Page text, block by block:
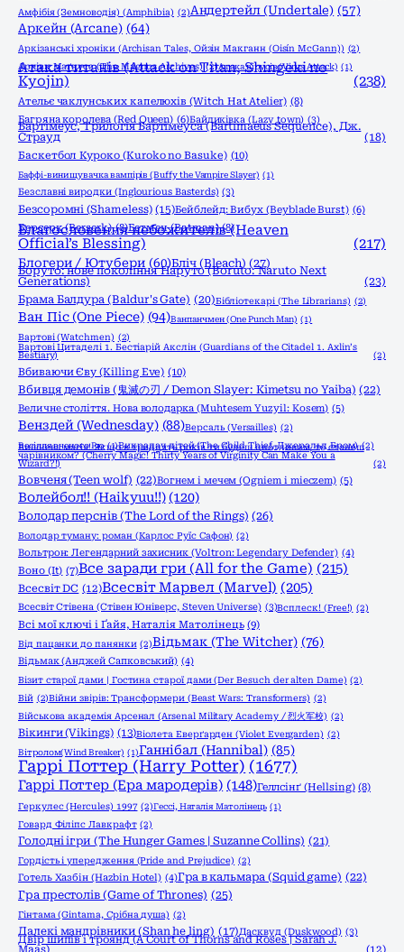
Амфібія (Земноводія) (Amphibia) (2)Андертейл (Undertale) (57)
Аркейн (Arcane) (64)
Аркізанські хроніки (Archisan Tales, Ойзін Макганн (Oisín McGann)) (2)
Архіви Маґнуса (The Magnus Archives) (2)Атака вірусів (Virus Attack) (1)
Атака титанів (Attack on Titan, Shingeki no
Kyojin)
(238)
Ательє чаклунських капелюхів (Witch Hat Atelier) (8)
Багряна королева (Red Queen) (6)Байдиківка (Lazy town) (3)
Бартімеус, Трилогія Бартімеуса (Bartimaeus Sequence), Дж.
Страуд
(18)
Баскетбол Куроко (Kuroko no Basuke) (10)
Баффі-винищувачка вампірів (Buffy the Vampire Slayer) (1)
Безславні виродки (Inglourious Basterds) (3)
Безсоромні (Shameless) (15)Бейблейд: Вибух (Beyblade Burst) (6)
Берсерк (Berserk) (8)Бетмен (Batman) (8)
Благословення небожителів (Heaven
Official’s Blessing)
(217)
Блогери / Ютубери (60)Бліч (Bleach) (27)
Боруто: нове покоління Наруто (Boruto: Naruto Next
Generations)
(23)
Брама Балдура (Baldur's Gate) (20)Бібліотекарі (The Librarians) (2)
Ван Піс (One Piece) (94)Ванпанчмен (One Punch Man) (1)
Вартові (Watchmen) (2)
Вартові Цитаделі 1. Бестіарій Акслін (Guardians of the Citadel 1. Axlin’s
Bestiary)
(2)
Вбиваючи Єву (Killing Eve) (10)
Вбивця демонів (鬼滅の刃 / Demon Slayer: Kimetsu no Yaiba) (22)
Величне століття. Нова володарка (Muhtesem Yuzyil: Kosem) (5)
Венздей (Wednesday) (88)Версаль (Versailles) (2)
Весілля вченого Рю (1)Викрадач дітей (The Child Thief, Джеральд Бром) (2)
Вишнева магія! Якщо в тридцять років ти будеш цнотливим, то станеш
чарівником? (Cherry Magic! Thirty Years of Virginity Can Make You a
Wizard?!)
(2)
Вовченя (Teen wolf) (22)Вогнем і мечем (Ogniem i mieczem) (5)
Волейбол!! (Haikyuu!!) (120)
Володар перснів (The Lord of the Rings) (26)
Володар туману: роман (Карлос Руїс Сафон) (2)
Вольтрон: Легендарний захисник (Voltron: Legendary Defender) (4)
Воно (It) (7)Все заради гри (All for the Game) (215)
Всесвіт DC (12)Всесвіт Марвел (Marvel) (205)
Всесвіт Стівена (Стівен Юніверс, Steven Universe) (3)Всплеск! (Free!) (2)
Всі мої ключі і Ґайя, Наталія Матолінець (9)
Від пацанки до панянки (2)Відьмак (The Witcher) (76)
Відьмак (Анджей Сапковський) (4)
Візит старої дами | Гостина старої дами (Der Besuch der alten Dame) (2)
Вій (2)Війни звірів: Трансформери (Beast Wars: Transformers) (2)
Військова академія Арсенал (Arsenal Military Academy / 烈火军校) (2)
Вікинги (Vikings) (13)Віолета Еверґарден (Violet Evergarden) (2)
Вітролом(Wind Breaker) (1)Ганнібал (Hannibal) (85)
Гаррі Поттер (Harry Potter) (1677)
Гаррі Поттер (Ера мародерів) (148)Геллсінґ (Hellsing) (8)
Геркулес (Hercules) 1997 (2)Гессі, Наталія Матолінець (1)
Говард Філіпс Лавкрафт (2)
Голодні ігри (The Hunger Games | Suzanne Collins) (21)
Гордість і упередження (Pride and Prejudice) (2)
Готель Хазбін (Hazbin Hotel) (4)Гра в кальмара (Squid game) (22)
Гра престолів (Game of Thrones) (25)
Гінтама (Gintama, Срібна душа) (2)
Далекі мандрівники (Shan he ling) (17)Дасквуд (Duskwood) (3)
Двір шипів і троянд (A Court of Thorns and Roses | Sarah J.
Maas) (12)